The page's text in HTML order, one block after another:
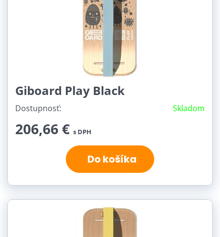
Giboard Play Black
Dostupnosť: Skladom
206,66 € s DPH
Do košíka